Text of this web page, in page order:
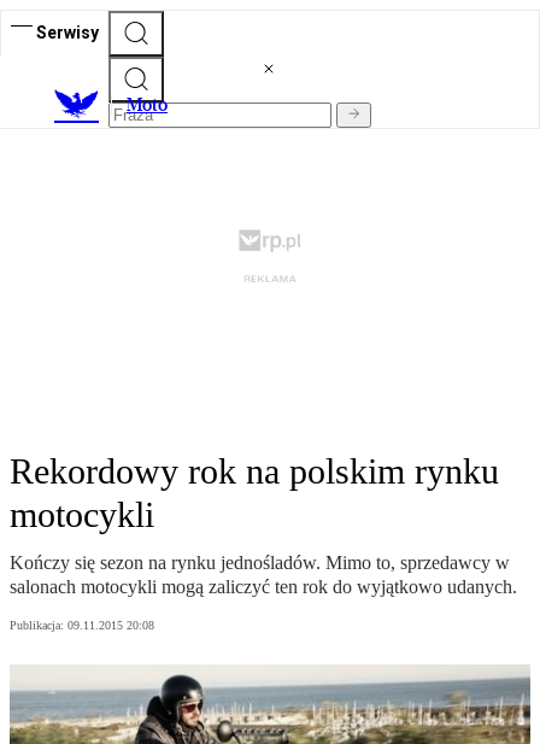
Serwisy
Moto
Rekordowy rok na polskim rynku
motocykli
Kończy się sezon na rynku jednośladów. Mimo to, sprzedawcy w
salonach motocykli mogą zaliczyć ten rok do wyjątkowo udanych.
Publikacja: 09.11.2015 20:08